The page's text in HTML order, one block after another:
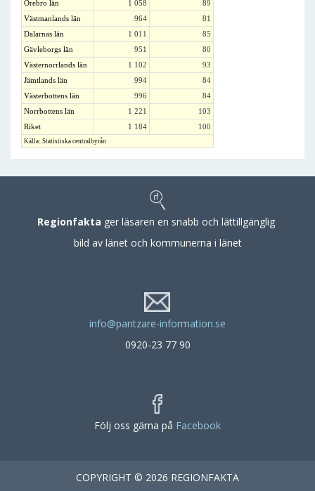
Örebro län
1 058
89
Västmanlands län
964
81
Dalarnas län
1 011
85
Gävleborgs län
951
80
Västernorrlands län
1 102
93
Jämtlands län
994
84
Västerbottens län
996
84
Norrbottens län
1 221
103
Riket
1 184 100
Källa: Statistiska centralbyrån
Regionfakta ger läsaren en snabb och lättillgänglig
bild av länet och kommunerna i länet
info@pantzare-information.se
0920-23 77 90
Följ oss gärna på Facebook
COPYRIGHT © 2026 REGIONFAKTA